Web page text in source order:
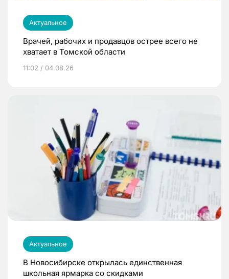
Актуальное
Врачей, рабочих и продавцов острее всего не
хватает в Томской области
11:02 / 04.08.26
Актуальное
В Новосибирске открылась единственная
школьная ярмарка со скидками